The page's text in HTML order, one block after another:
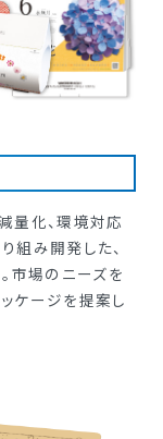
量化、環境対応
組み開発した、
市場のニーズを
ケージを提案し